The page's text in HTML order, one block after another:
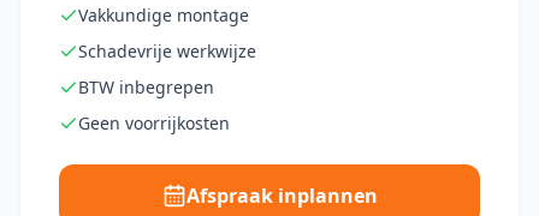
Vakkundige montage
Schadevrije werkwijze
BTW inbegrepen
Geen voorrijkosten
Afspraak inplannen